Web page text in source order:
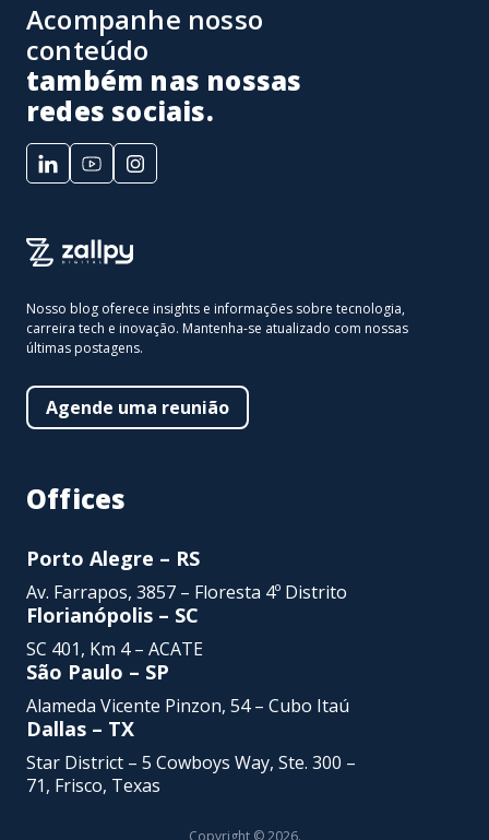
Acompanhe nosso
conteúdo
também nas nossas
redes sociais.
Nosso blog oferece insights e informações sobre tecnologia,
carreira tech e inovação. Mantenha-se atualizado com nossas
últimas postagens.
Agende uma reunião
Offices
Porto Alegre – RS
Av. Farrapos, 3857 – Floresta 4º Distrito
Florianópolis – SC
SC 401, Km 4 – ACATE
São Paulo – SP
Alameda Vicente Pinzon, 54 – Cubo Itaú
Dallas – TX
Star District – 5 Cowboys Way, Ste. 300 –
71, Frisco, Texas
Copyright © 2026.